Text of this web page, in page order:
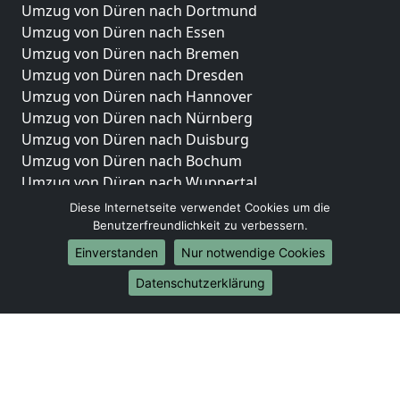
Umzug von Düren nach Dortmund
Umzug von Düren nach Essen
Umzug von Düren nach Bremen
Umzug von Düren nach Dresden
Umzug von Düren nach Hannover
Umzug von Düren nach Nürnberg
Umzug von Düren nach Duisburg
Umzug von Düren nach Bochum
Umzug von Düren nach Wuppertal
Umzug von Düren nach Bielefeld
Umzug von Düren nach Bonn
Umzug von Düren nach Münster
Internationale-Umzüge
Umzug von Düren nach Brasilien
Diese Internetseite verwendet Cookies um die
Benutzerfreundlichkeit zu verbessern.
Einverstanden
Nur notwendige Cookies
Datenschutzerklärung